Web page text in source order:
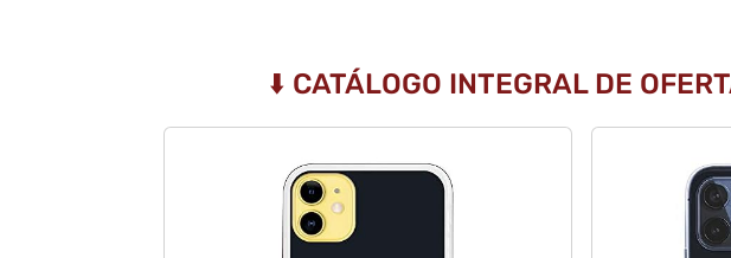
⬇️ CATÁLOGO INTEGRAL DE